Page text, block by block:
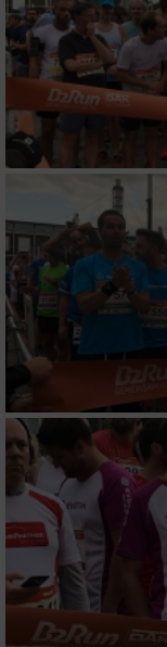
Erstellung von
Werbung
Verwendung von
personalisierter
Erstellung von
von Inhalten
Verwendung von
personalisierter
Messung der
Messung der
Analyse von
oder
verschiedenen
Entwicklung und
Verwendung
von Inhalten
IAB-Besonderheiten: